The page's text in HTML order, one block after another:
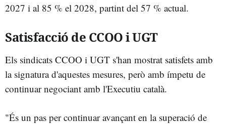
2027 i al 85 % el 2028, partint del 57 % actual.
Satisfacció de CCOO i UGT
Els sindicats CCOO i UGT s'han mostrat satisfets amb
la signatura d'aquestes mesures, però amb ímpetu de
continuar negociant amb l'Executiu català.
"És un pas per continuar avançant en la superació de